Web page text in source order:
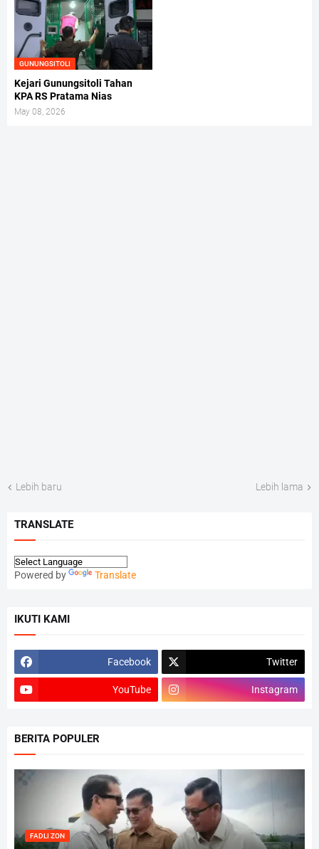
GUNUNGSITOLI
Kejari Gunungsitoli Tahan
KPA RS Pratama Nias
May 08, 2026
Lebih baru Lebih lama
TRANSLATE
Powered by Translate
IKUTI KAMI
Facebook Twitter
YouTube Instagram
BERITA POPULER
FADLI ZON